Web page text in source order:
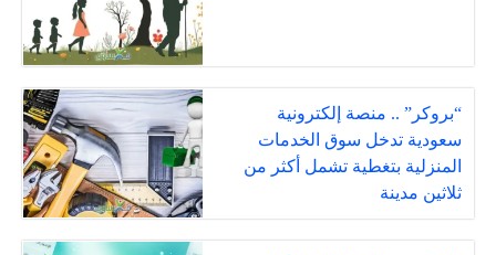
“بروكر” .. منصة إلكترونية
سعودية تدخل سوق الخدمات
المنزلية بتغطية تشمل أكثر من
ثلاثين مدينة